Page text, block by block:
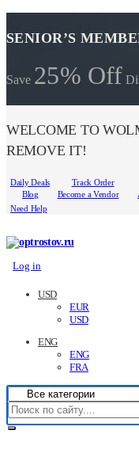
SENIOR’S
Save 25% Off
WELCOME TO
REMOVE IT!
Daily Deals
Track Order
Blog
Become a Vendor
Need Help
Log in
USD
EUR
USD
ENG
ENG
FRA